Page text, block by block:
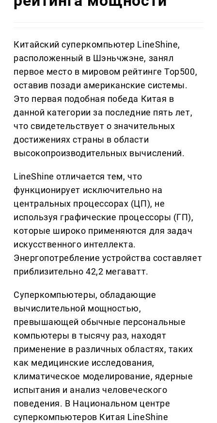
Китайский суперкомпьютер LineShine,
расположенный в Шэньчжэне, занял
первое место в мировом рейтинге Top500,
оставив позади американские системы.
Это первая подобная победа Китая в
данной категории за последние пять лет,
что свидетельствует о значительных
достижениях страны в области
высокопроизводительных вычислений.
LineShine отличается тем, что
функционирует исключительно на
центральных процессорах (ЦП), не
используя графические процессоры (ГП),
которые широко применяются для задач
искусственного интеллекта.
Энергопотребление устройства составляет
приблизительно 42,2 мегаватт.
Суперкомпьютеры, обладающие
вычислительной мощностью,
превышающей обычные персональные
компьютеры в тысячу раз, находят
применение в различных областях, таких
как медицинские исследования,
климатическое моделирование, ядерные
испытания и анализ человеческого
поведения. В Национальном центре
суперкомпьютеров Китая LineShine